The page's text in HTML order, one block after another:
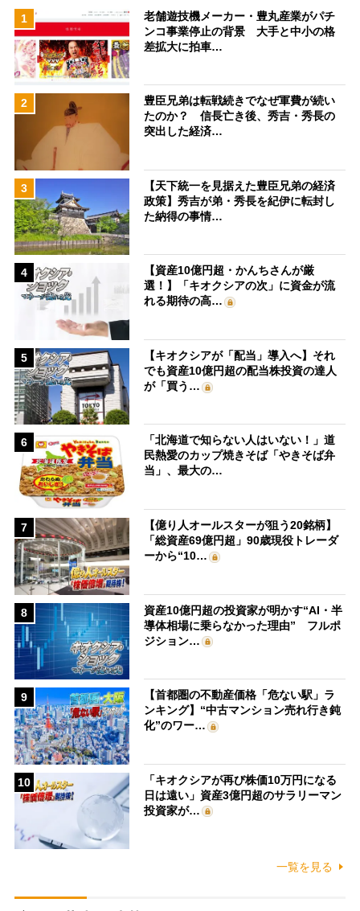
1
老舗遊技機メーカー・豊丸産業がパチ
ンコ事業停止の背景 大手と中小の格
差拡大に拍車…
2
豊臣兄弟は転戦続きでなぜ軍費が続い
たのか？ 信長亡き後、秀吉・秀長の
突出した経済…
3
【天下統一を見据えた豊臣兄弟の経済
政策】秀吉が弟・秀長を紀伊に転封し
た納得の事情…
4
【資産10億円超・かんちさんが厳
選！】「キオクシアの次」に資金が流
れる期待の高…
5
【キオクシアが「配当」導入へ】それ
でも資産10億円超の配当株投資の達人
が「買う…
6
「北海道で知らない人はいない！」道
民熱愛のカップ焼きそば「やきそば弁
当」、最大の…
7
【億り人オールスターが狙う20銘柄】
「総資産69億円超」90歳現役トレーダ
ーから“10…
8
資産10億円超の投資家が明かす“AI・半
導体相場に乗らなかった理由” フルポ
ジション…
9
【首都圏の不動産価格「危ない駅」ラ
ンキング】“中古マンション売れ行き鈍
化”のワー…
10
「キオクシアが再び株価10万円になる
日は遠い」資産3億円超のサラリーマン
投資家が…
一覧を見る